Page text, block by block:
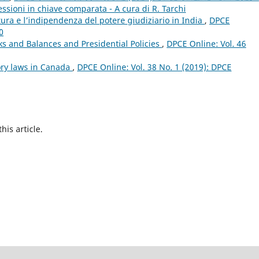
in chiave comparata - A cura di R. Tarchi
e l’indipendenza del potere giudiziario in India , DPCE
and Balances and Presidential Policies , DPCE Online: Vol. 46
laws in Canada , DPCE Online: Vol. 38 No. 1 (2019): DPCE
article.